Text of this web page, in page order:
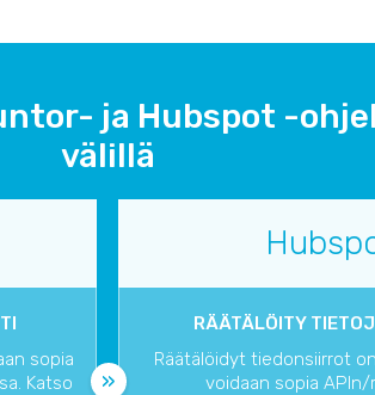
ja Hubspot -
välillä
sopia
Katso
RÄÄTÄLÖITY
Räätälöidyt tiedonsiirrot
voidaan sopia APIn/